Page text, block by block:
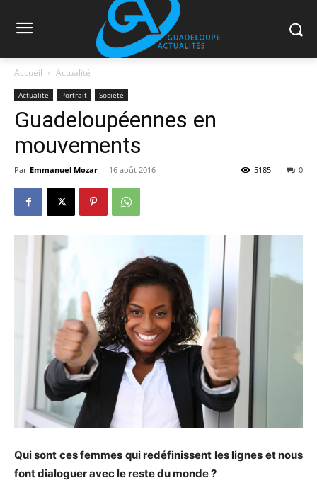
Accueil Actualité
Actualité Portrait Société
Guadeloupéennes en
mouvements
Par Emmanuel Mozar - 16 août 2016 0
5185
Qui sont ces femmes qui redéfinissent les lignes et nous
font dialoguer avec le reste du monde ?